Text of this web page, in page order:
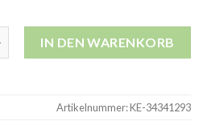
IN DEN WARENKORB
Artikelnummer:KE-34341293